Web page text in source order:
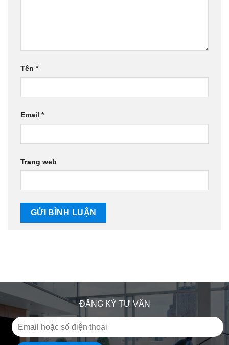
Tên *
Email *
Trang web
ĐĂNG KÝ TƯ VẤN